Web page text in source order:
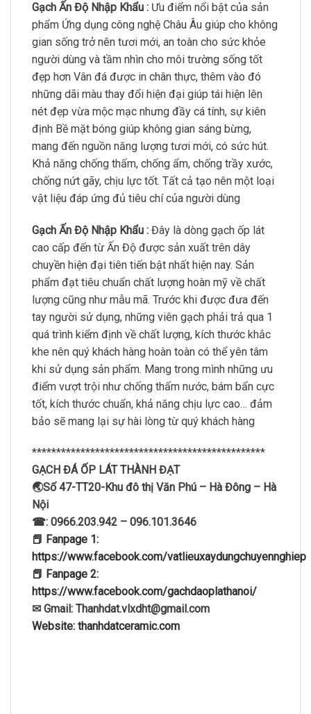
Gạch Ấn Độ Nhập Khẩu : Ưu điểm nổi bật của sản
phẩm Ứng dụng công nghệ Châu Âu giúp cho không
gian sống trở nên tươi mới, an toàn cho sức khỏe
người dùng và tầm nhìn cho môi trường sống tốt
đẹp hơn Vân đá được in chân thực, thêm vào đó
những dãi màu thay đổi hiện đại giúp tái hiện lên
nét đẹp vừa mộc mạc nhưng đầy cá tính, sự kiên
định Bề mặt bóng giúp không gian sáng bừng,
mang đến nguồn năng lượng tươi mới, có sức hút.
Khả năng chống thấm, chống ẩm, chống trầy xước,
chống nứt gãy, chịu lực tốt. Tất cả tạo nên một loại
vật liệu đáp ứng đủ tiêu chí của người dùng
Gạch Ấn Độ Nhập Khẩu : Đây là dòng gạch ốp lát
cao cấp đến từ Ấn Độ được sản xuất trên dây
chuyền hiện đại tiên tiến bật nhất hiện nay. Sản
phẩm đạt tiêu chuẩn chất lượng hoàn mỹ về chất
lượng cũng như mẫu mã. Trước khi được đưa đến
tay người sử dụng, những viên gạch phải trả qua 1
quá trình kiểm định về chất lượng, kích thước khắc
khe nên quý khách hàng hoàn toàn có thể yên tâm
khi sử dụng sản phẩm. Mang trong mình những ưu
điểm vượt trội như chống thấm nước, bám bẩn cực
tốt, kích thước chuẩn, khả năng chịu lực cao… đảm
bảo sẽ mang lại sự hài lòng từ quý khách hàng
************************************************
GẠCH ĐÁ ỐP LÁT THÀNH ĐẠT
🌏Số 47-TT20-Khu đô thị Văn Phú – Hà Đông – Hà
Nội
☎: 0966.203.942 – 096.101.3646
📕 Fanpage 1:
https://www.facebook.com/vatlieuxaydungchuyennghiep
📕 Fanpage 2:
https://www.facebook.com/gachdaoplathanoi/
✉ Gmail: Thanhdat.vlxdht@gmail.com
Website: thanhdatceramic.com